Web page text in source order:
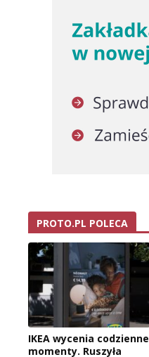
PROTO.PL POLECA
IKEA wycenia codzienne
momenty. Ruszyła